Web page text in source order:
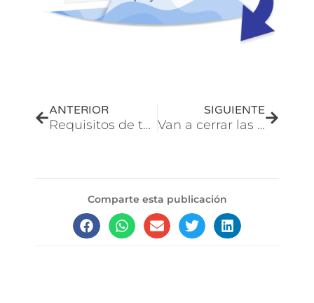
ANTERIOR
Requisitos de tamaño y peso enviar productos a Amazon FBA
SIGUIENTE
Van a cerrar las bodegas de Amazon FBA para la época de navidad | Como vender en Amazon
Comparte esta publicación